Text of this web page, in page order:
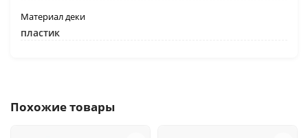
Материал деки
пластик
Похожие товары